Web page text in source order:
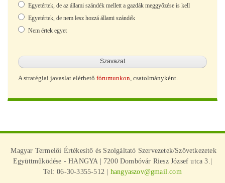
Egyetértek, de az állami szándék mellett a gazdák meggyőzése is kell
Egyetértek, de nem lesz hozzá állami szándék
Nem értek egyet
A stratégiai javaslat elérhető fórumunkon, csatolmányként.
Magyar Termelői Értékesítő és Szolgáltató Szervezetek/Szövetkezetek
Együttműködése - HANGYA | 7200 Dombóvár Riesz József utca 3.|
Tel: 06-30-3355-512 | hangyaszov@gmail.com